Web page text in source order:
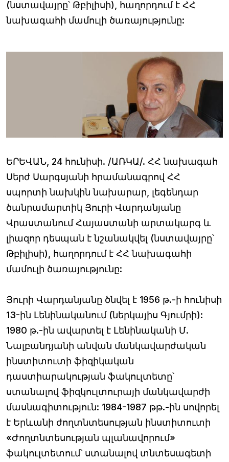
(նստավայրը՝ Թբիլիսի), հաղորդում է ՀՀ
նախագահի մամուլի ծառայությունը:
ԵՐԵՎԱՆ, 24 հունիսի. /ԱՌԿԱ/. ՀՀ նախագահ
Սերժ Սարգսյանի հրամանագրով ՀՀ
սպորտի նախկին նախարար, լեգենդար
ծանրամարտիկ Յուրի Վարդանյանը
Վրաստանում Հայաստանի արտակարգ և
լիազոր դեսպան է նշանակվել (նստավայրը՝
Թբիլիսի), հաղորդում է ՀՀ նախագահի
մամուլի ծառայությունը:
Յուրի Վարդանյանը ծնվել է 1956 թ.-ի հունիսի
13-ին Լենինականում (ներկայիս Գյումրի):
1980 թ.-ին ավարտել է Լենինականի Մ.
Նալբանդյանի անվան մանկավարժական
ինստիտուտի ֆիզիկական
դաստիարակության ֆակուլտետը՝
ստանալով ֆիզկուլտուրայի մանկավարժի
մասնագիտություն: 1984-1987 թթ.-ին սովորել
է Երևանի ժողտնտեսության ինստիտուտի
«Ժողտնտեսության պլանավորում»
ֆակուլտետում՝ ստանալով տնտեսագետի